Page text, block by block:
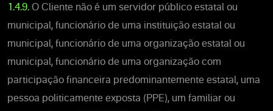
1.4.9. O Cliente não é um servidor público estatal ou
municipal, funcionário de uma instituição estatal ou
municipal, funcionário de uma organização estatal ou
municipal, funcionário de uma organização com
participação financeira predominantemente estatal, uma
pessoa politicamente exposta (PPE), um familiar ou